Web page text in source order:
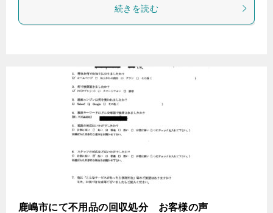
続きを読む
鹿嶋市にて不用品の回収処分 お客様の声